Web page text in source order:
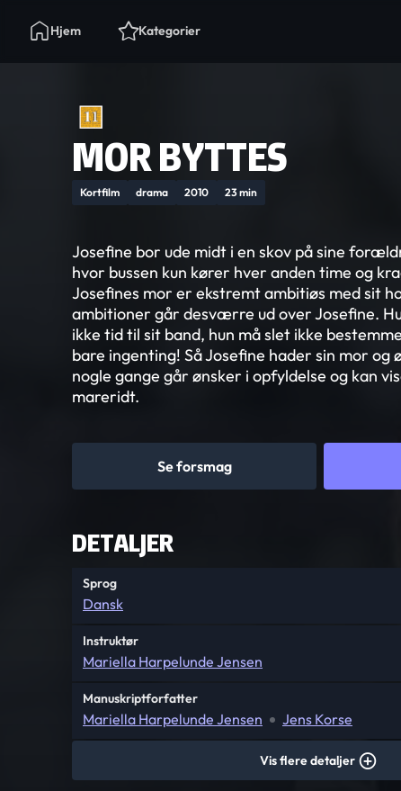
Hjem Kategorier
MOR BYTTES
Kortfilm drama 2010 23 min
Josefine bor ude midt i en skov på sine
hvor bussen kun kører hver anden time og
Josefines mor er ekstremt ambitiøs med sit
ambitioner går desværre ud over Josefine.
ikke tid til sit band, hun må slet ikke
bare ingenting! Så Josefine hader sin mor og
nogle gange går ønsker i opfyldelse og kan
mareridt.
Se forsmag
DETALJER
Sprog
Dansk
Instruktør
Mariella Harpelunde Jensen
Manuskriptforfatter
Mariella Harpelunde Jensen Jens Korse
Vis flere detaljer